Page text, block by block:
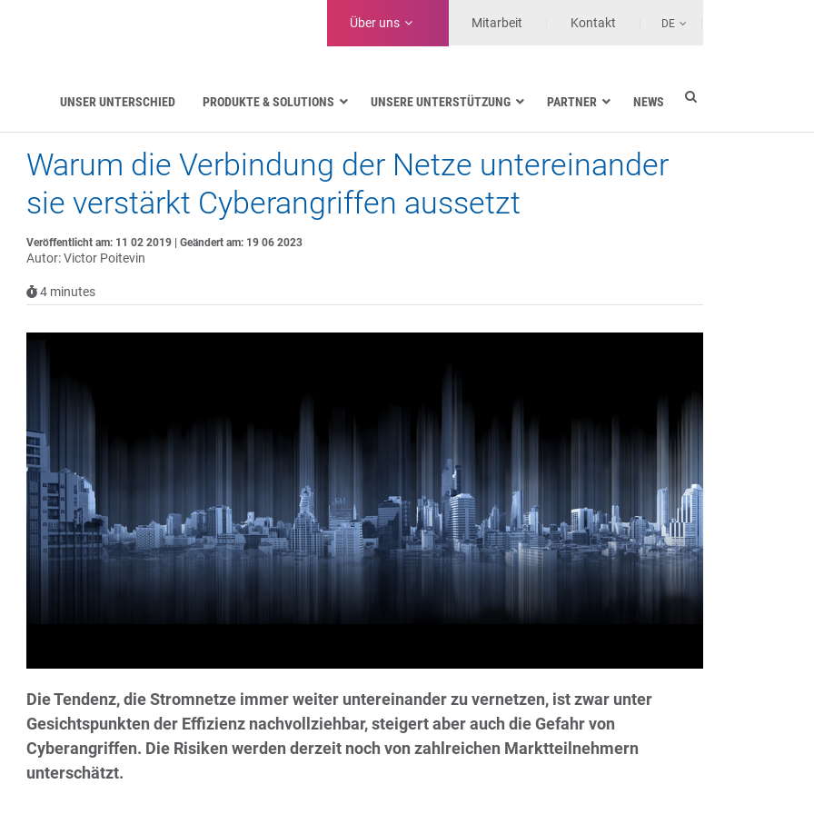
Über uns Mitarbeit Kontakt DE
UNSER UNTERSCHIED PRODUKTE & SOLUTIONS
Luftfahrt
Öffentliche Verwaltung
Kritische Kommunikation
Verteidigung und Militär
Wasserversorgung
Energieversorgung
Seefahrt
Gesundheit
UNSERE UNTERSTÜTZUNG PARTNER NEWS
Warum die Verbindung der Netze untereinander
sie verstärkt Cyberangriffen aussetzt
Veröffentlicht am: 11 02 2019 | Geändert am: 19 06 2023
Autor: Victor Poitevin
4 minutes
Die Tendenz, die Stromnetze immer weiter untereinander zu vernetzen, ist zwar unter
Gesichtspunkten der Effizienz nachvollziehbar, steigert aber auch die Gefahr von
Cyberangriffen. Die Risiken werden derzeit noch von zahlreichen Marktteilnehmern
unterschätzt.